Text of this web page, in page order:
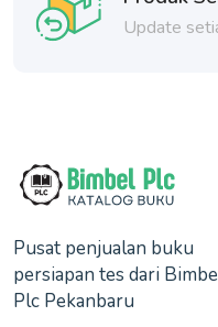
Update
Pusat penjualan buku
persiapan tes dari
Plc Pekanbaru